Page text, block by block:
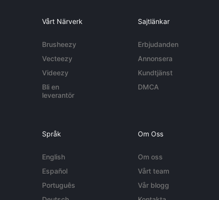
Vårt Närverk
Brusheezy
Vecteezy
Videezy
Bli en
leverantör
Sajtlänkar
Erbjudanden
Annonsera
Kundtjänst
DMCA
Språk
English
Español
Português
Om Oss
Om oss
Vårt team
Vår blogg